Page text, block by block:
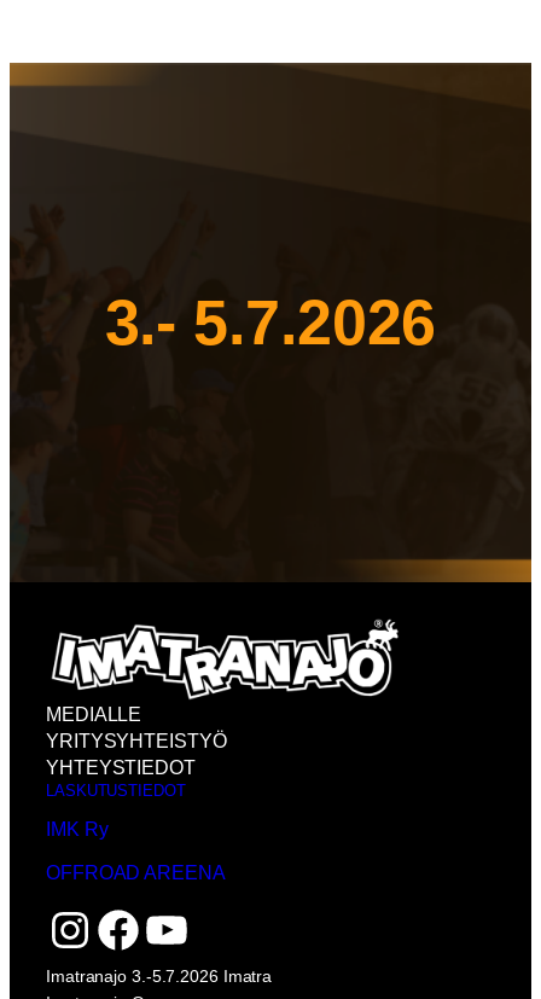
3.- 5.7.2026
MEDIALLE
YRITYSYHTEISTYÖ
YHTEYSTIEDOT
LASKUTUSTIEDOT
IMK Ry
OFFROAD AREENA
InstagramFacebook YouTube
Imatranajo 3.-5.7.2026 Imatra